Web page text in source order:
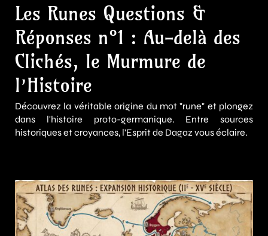
Les Runes Questions &
Réponses n°1 : Au-delà des
Clichés, le Murmure de
l’Histoire
Découvrez la véritable origine du mot "rune" et plongez
dans l'histoire proto-germanique. Entre sources
historiques et croyances, l'Esprit de Dagaz vous éclaire.